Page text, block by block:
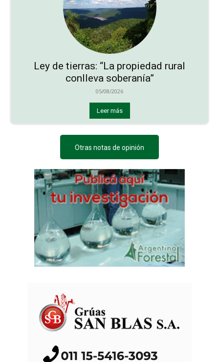
Ley de tierras: “La propiedad rural
conlleva soberanía”
05/08/2026
Leer más
Otras notas de opinión